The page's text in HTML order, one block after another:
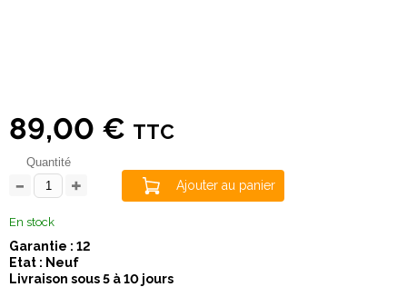
89,00 € TTC
Quantité
Ajouter au panier
En stock
Garantie : 12
Etat : Neuf
Livraison sous 5 à 10 jours